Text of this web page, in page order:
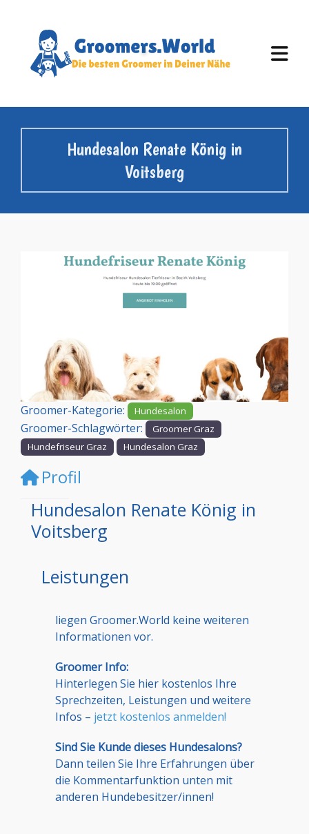
Hundesalon Renate König in
Voitsberg
Groomer-Kategorie: Hundesalon
Groomer-Schlagwörter:
Groomer Graz
Hundefriseur Graz
Hundesalon Graz
Profil
Hundesalon Renate König in
Voitsberg
Leistungen
liegen Groomer.World keine weiteren
Informationen vor.
Groomer Info:
Hinterlegen Sie hier kostenlos Ihre
Sprechzeiten, Leistungen und weitere
Infos – jetzt kostenlos anmelden!
Sind Sie Kunde dieses Hundesalons?
Dann teilen Sie Ihre Erfahrungen über
die Kommentarfunktion unten mit
anderen Hundebesitzer/innen!